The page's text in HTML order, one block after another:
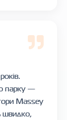
парку —
Massey
швидко,